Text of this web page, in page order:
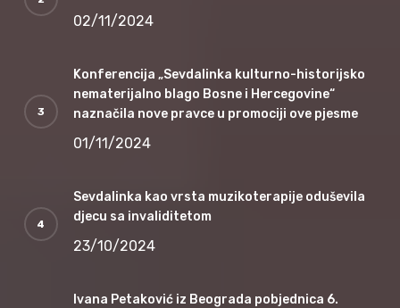
02/11/2024
Konferencija „Sevdalinka kulturno-historijsko
nematerijalno blago Bosne i Hercegovine“
naznačila nove pravce u promociji ove pjesme
01/11/2024
Sevdalinka kao vrsta muzikoterapije oduševila
djecu sa invaliditetom
23/10/2024
Ivana Petaković iz Beograda pobjednica 6.